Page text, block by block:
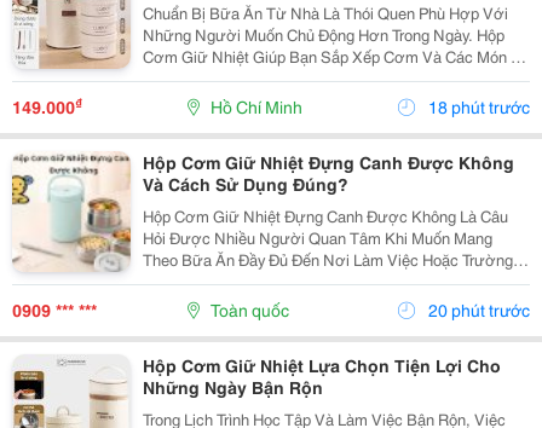
Chuẩn Bị Bữa Ăn Từ Nhà Là Thói Quen Phù Hợp Với
Những Người Muốn Chủ Động Hơn Trong Ngày. Hộp
Cơm Giữ Nhiệt Giúp Bạn Sắp Xếp Cơm Và Các Món Ăn
Kèm Gọn Gàng, Thuận Tiện Mang Theo Đến Trường,
Văn Phòng Hoặc Trong Những Chuyến Đi. Chọn Hộp Có
Số Ngăn...
149.000₫ Hồ Chí Minh 18 phút trước
Hộp Cơm Giữ Nhiệt Đựng Canh Được Không
Và Cách Sử Dụng Đúng?
Hộp Cơm Giữ Nhiệt Đựng Canh Được Không Là Câu
Hỏi Được Nhiều Người Quan Tâm Khi Muốn Mang
Theo Bữa Ăn Đầy Đủ Đến Nơi Làm Việc Hoặc Trường
Học. So Với Cơm Hay Thức Ăn Khô, Canh Là Món Ăn
Có Nhiều Nước Nên Người Dùng Thường Lo Ngại Về
Khả Năng Giữ...
0909 *** *** Toàn quốc 20 phút trước
Hộp Cơm Giữ Nhiệt Lựa Chọn Tiện Lợi Cho
Những Ngày Bận Rộn
Trong Lịch Trình Học Tập Và Làm Việc Bận Rộn, Việc